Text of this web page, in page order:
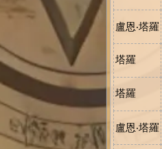
盧恩‧塔羅
塔羅
塔羅
盧恩‧塔羅